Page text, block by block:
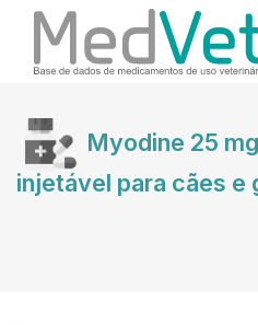
Myodine 25
injetável para cães e